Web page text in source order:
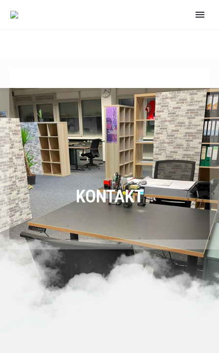
KONTAKT